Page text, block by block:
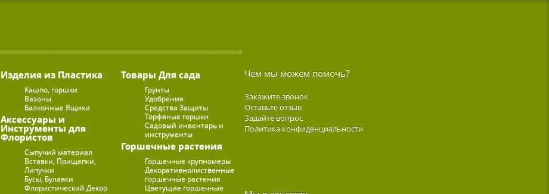
Изделия из Пластика
Кашпо, горшки
Вазоны
Балконные Ящики
Аксессуары и
Инструменты для
Флористов
Сыпучий материал
Вставки, Прищепки,
Липучки
Бусы, Булавки
Флористический Декор
Товары Для сада
Грунты
Удобрения
Средства Защиты
Торфяные горшки
Садовый инвентарь и
инструменты
Горшечные растения
Горшечные крупномеры
Декоративнолиственные
горшечные растения
Цветущие горшечные
Чем мы можем помочь?
Закажите звонок
Оставьте отзыв
Задайте вопрос
Политика конфиденциальности